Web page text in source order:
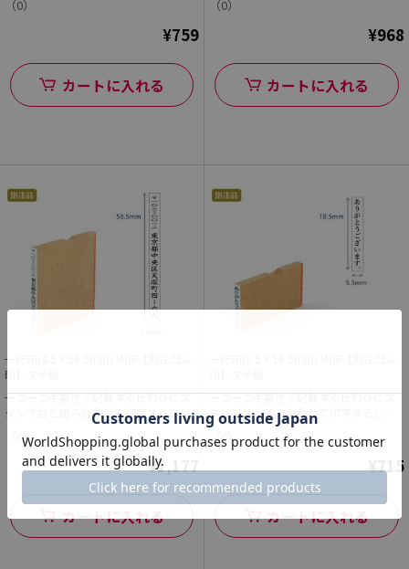
（0）
¥759
カートに入れる
（0）
¥968
カートに入れる
一行印(4.5×58.5mm) MDF【別注ゴム
印】タテ型
一つ一つ手書きで記載する代わりにス
タンプ台と組み合わせて印字すると早
（0）
¥1,177
カートに入れる
一つ一つ手書きで記載する代わりにス
タンプ台と組み合わせて印字すると早
くて便利!
（0）
¥715
カートに入れる